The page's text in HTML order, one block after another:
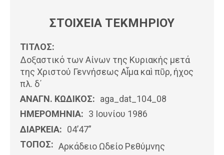
ΣΤΟΙΧΕΙΑ ΤΕΚΜΗΡΙΟΥ
ΤΙΤΛΟΣ:
Δοξαστικό των Αίνων της Κυριακής μετά
της Χριστού Γεννήσεως Αἷμα καὶ πῦρ, ήχος
πλ. δ΄
ΑΝΑΓΝ. ΚΩΔΙΚΟΣ: aga_dat_104_08
ΗΜΕΡΟΜΗΝΊΑ: 3 Ιουνίου 1986
ΔΙΑΡΚΕΙΑ: 04’47”
ΤΟΠΟΣ: Αρκάδειο Ωδείο Ρεθύμνης